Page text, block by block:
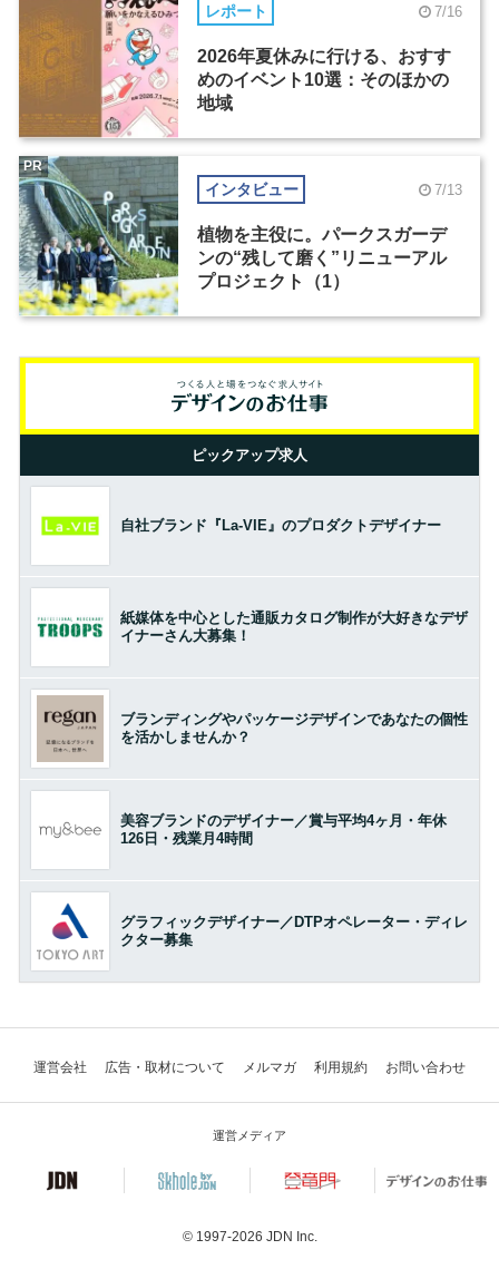
レポート 7/16
2026年夏休みに行ける、おすす
めのイベント10選：そのほかの
地域
インタビュー 7/13
植物を主役に。パークスガーデ
ンの“残して磨く”リニューアル
プロジェクト（1）
PR
ピックアップ求人
自社ブランド『La-VIE』のプロダクトデザイナー
紙媒体を中心とした通販カタログ制作が大好きなデザ
イナーさん大募集！
ブランディングやパッケージデザインであなたの個性
を活かしませんか？
美容ブランドのデザイナー／賞与平均4ヶ月・年休
126日・残業月4時間
グラフィックデザイナー／DTPオペレーター・ディレ
クター募集
運営会社 広告・取材について メルマガ 利用規約 お問い合わせ
運営メディア
© 1997-2026 JDN Inc.